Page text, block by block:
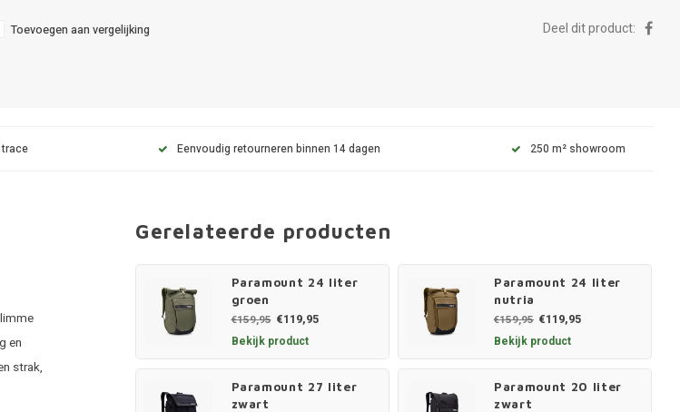
Toevoegen aan vergelijking Deel dit product:
Eenvoudig retourneren binnen 14 dagen 250 m² showroom
en
strak,
Gerelateerde producten
Paramount 24 liter
groen
€159,95 €119,95
Bekijk product
Paramount 24 liter
nutria
€159,95 €119,95
Bekijk product
Paramount 27 liter
zwart
Paramount 20 liter
zwart